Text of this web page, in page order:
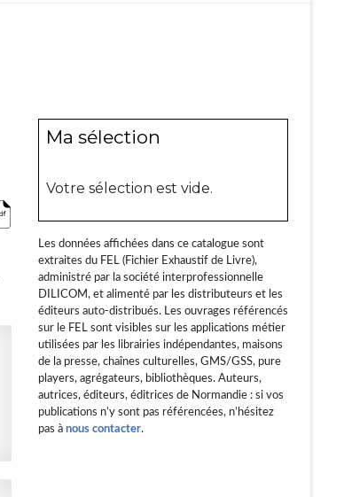
Ma sélection
Votre sélection est vide.
Les données affichées dans ce catalogue sont
extraites du FEL (Fichier Exhaustif de Livre),
administré par la société interprofessionnelle
DILICOM, et alimenté par les distributeurs et les
éditeurs auto-distribués. Les ouvrages référencés
sur le FEL sont visibles sur les applications métier
utilisées par les librairies indépendantes, maisons
de la presse, chaînes culturelles, GMS/GSS, pure
players, agrégateurs, bibliothèques. Auteurs,
autrices, éditeurs, éditrices de Normandie : si vos
publications n’y sont pas référencées, n’hésitez
pas à nous contacter.